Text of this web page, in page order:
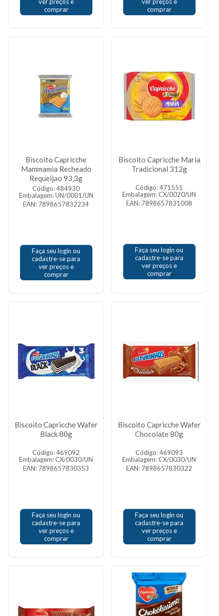
comprar
comprar
Biscoito Capricche
Mammamia Recheado
Requeijao 93,3g
Código: 484930
Embalagem: UN/0001/UN
EAN: 7898657832234
Faça seu login ou
cadastre-se para
ver preços e
comprar
Biscoito Capricche Maria
Tradicional 312g
Código: 471551
Embalagem: CX/0020/UN
EAN: 7898657831008
Faça seu login ou
cadastre-se para
ver preços e
comprar
Biscoito Capricche Wafer
Black 80g
Código: 469092
Embalagem: CX/0030/UN
EAN: 7898657830353
Faça seu login ou
cadastre-se para
ver preços e
comprar
Biscoito Capricche Wafer
Chocolate 80g
Código: 469093
Embalagem: CX/0030/UN
EAN: 7898657830322
Faça seu login ou
cadastre-se para
ver preços e
comprar